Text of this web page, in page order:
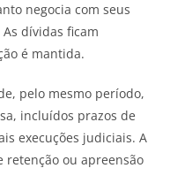
negocia com seus
dívidas ficam
é mantida.
pelo mesmo período,
incluídos prazos de
execuções judiciais. A
retenção ou apreensão